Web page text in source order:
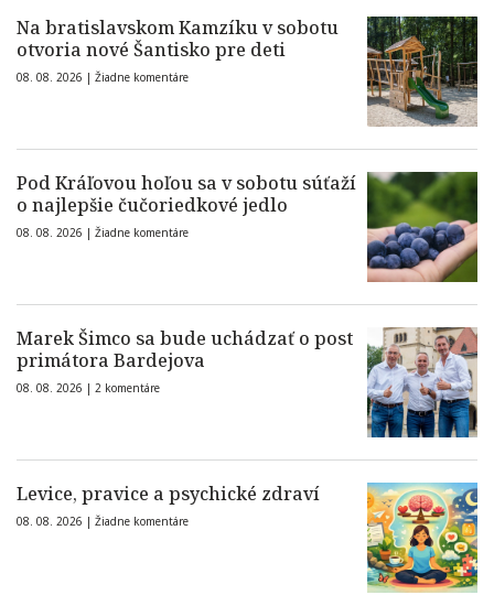
Na bratislavskom Kamzíku v sobotu
otvoria nové Šantisko pre deti
08. 08. 2026 | Žiadne komentáre
Pod Kráľovou hoľou sa v sobotu súťaží
o najlepšie čučoriedkové jedlo
08. 08. 2026 | Žiadne komentáre
Marek Šimco sa bude uchádzať o post
primátora Bardejova
08. 08. 2026 | 2 komentáre
Levice, pravice a psychické zdraví
08. 08. 2026 | Žiadne komentáre